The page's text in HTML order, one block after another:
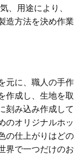
、用途により、
造方法を決め作業
元に、職人の手作
作成し、生地を取
刻み込み作成して
のオリジナルホッ
の仕上がりはどの
界で一つだけのお